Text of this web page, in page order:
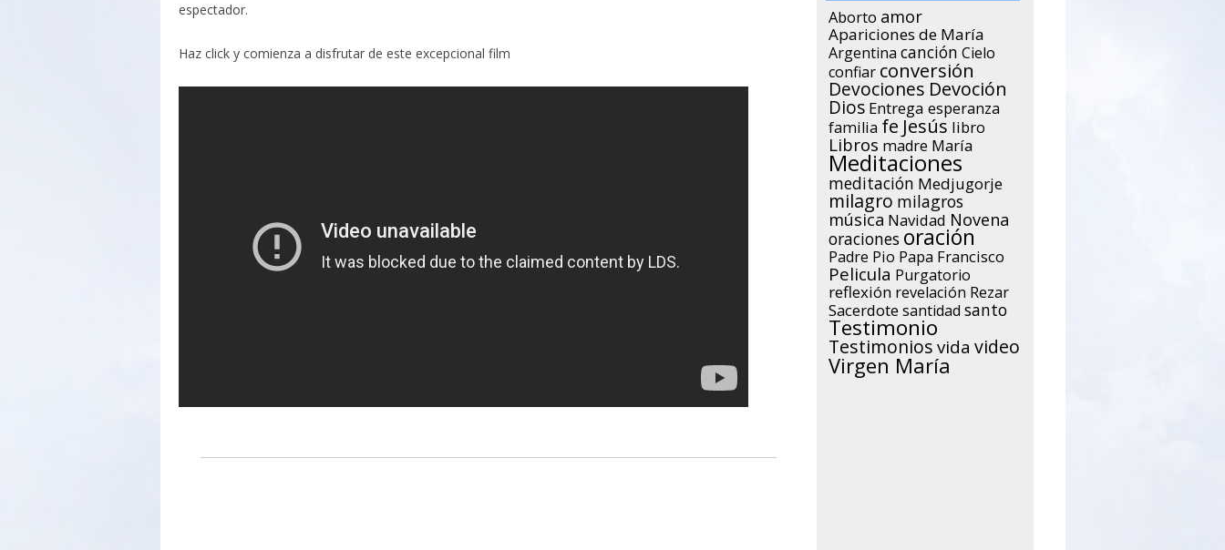
espectador.
Haz click y comienza a disfrutar de este excepcional film
Aborto amor
Apariciones de María
Argentina canción Cielo
confiar conversión
Devociones Devoción
Dios Entrega esperanza
familia fe Jesús libro
Libros madre María
Meditaciones
meditación Medjugorje
milagro milagros
música Navidad Novena
oraciones oración
Padre Pio Papa Francisco
Pelicula Purgatorio
reflexión revelación Rezar
Sacerdote santidad santo
Testimonio
Testimonios vida video
Virgen María